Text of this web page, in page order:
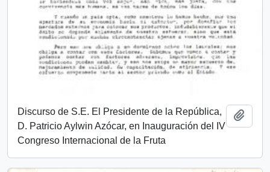
Discurso de S.E. El Presidente de la República,
D. Patricio Aylwin Azócar, en Inauguración del IV
Congreso Internacional de la Fruta